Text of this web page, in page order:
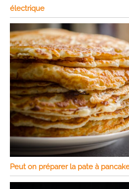
électrique
Peut on préparer la pate à